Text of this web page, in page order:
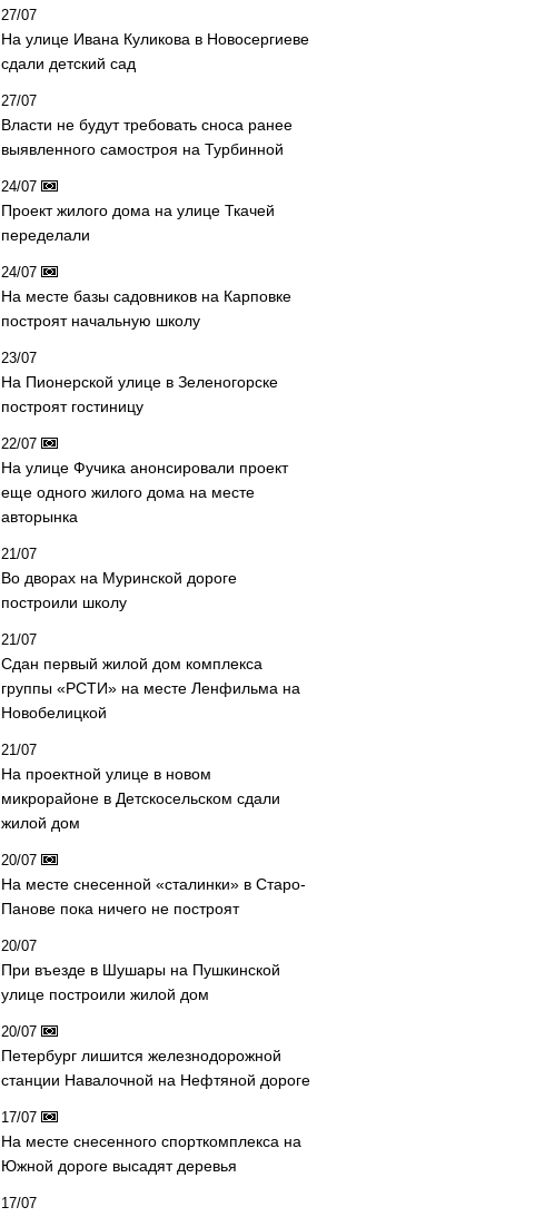
27/07
На улице Ивана Куликова в Новосергиеве
сдали детский сад
27/07
Власти не будут требовать сноса ранее
выявленного самостроя на Турбинной
24/07
Проект жилого дома на улице Ткачей
переделали
24/07
На месте базы садовников на Карповке
построят начальную школу
23/07
На Пионерской улице в Зеленогорске
построят гостиницу
22/07
На улице Фучика анонсировали проект
еще одного жилого дома на месте
авторынка
21/07
Во дворах на Муринской дороге
построили школу
21/07
Сдан первый жилой дом комплекса
группы «РСТИ» на месте Ленфильма на
Новобелицкой
21/07
На проектной улице в новом
микрорайоне в Детскосельском сдали
жилой дом
20/07
На месте снесенной «сталинки» в Старо-
Панове пока ничего не построят
20/07
При въезде в Шушары на Пушкинской
улице построили жилой дом
20/07
Петербург лишится железнодорожной
станции Навалочной на Нефтяной дороге
17/07
На месте снесенного спорткомплекса на
Южной дороге высадят деревья
17/07